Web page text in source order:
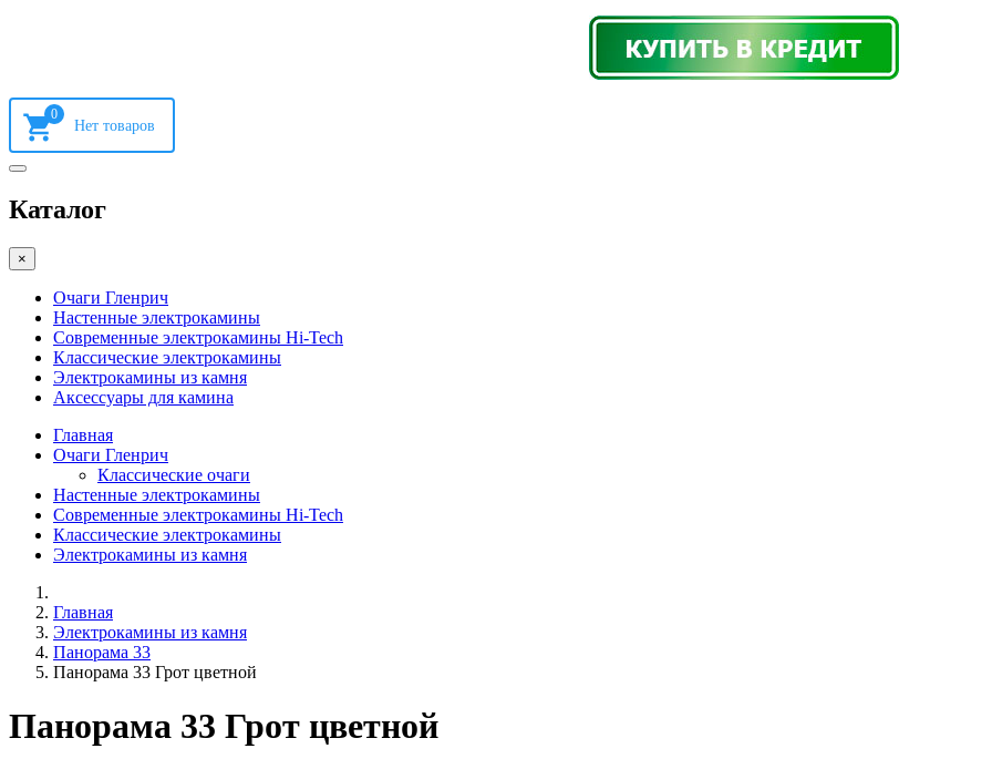
0
Каталог
×
Очаги Гленрич
Настенные электрокамины
Современные электрокамины Hi-Tech
Классические электрокамины
Электрокамины из камня
Аксессуары для камина
Главная
Очаги Гленрич
Классические очаги
Настенные электрокамины
Современные электрокамины Hi-Tech
Классические электрокамины
Электрокамины из камня
Главная
Электрокамины из камня
Панорама 33
Панорама 33 Грот цветной
Панорама 33 Грот цветной